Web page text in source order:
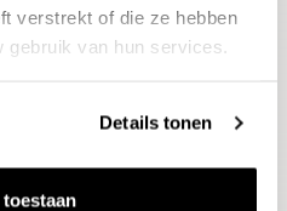
verstrekt of die ze hebben
gebruik van hun services.
Details tonen